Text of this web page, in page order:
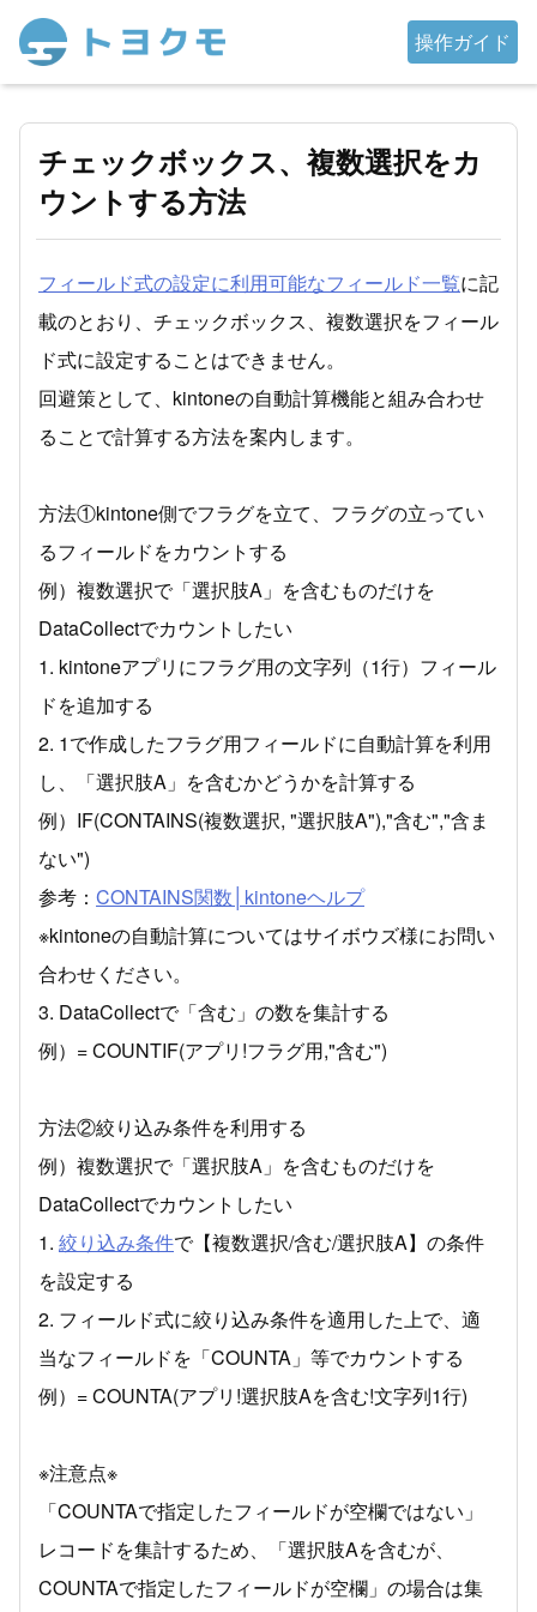
操作ガイド
チェックボックス、複数選択をカ
ウントする方法
フィールド式の設定に利用可能なフィールド一覧に記
載のとおり、チェックボックス、複数選択をフィール
ド式に設定することはできません。
回避策として、kintoneの自動計算機能と組み合わせ
ることで計算する方法を案内します。
方法①kintone側でフラグを立て、フラグの立ってい
るフィールドをカウントする
例）複数選択で「選択肢A」を含むものだけを
DataCollectでカウントしたい
1. kintoneアプリにフラグ用の文字列（1行）フィール
ドを追加する
2. 1で作成したフラグ用フィールドに自動計算を利用
し、「選択肢A」を含むかどうかを計算する
例）IF(CONTAINS(複数選択, "選択肢A"),"含む","含ま
ない")
参考： CONTAINS関数│kintoneヘルプ
※kintoneの自動計算についてはサイボウズ様にお問い
合わせください。
3. DataCollectで「含む」の数を集計する
例）= COUNTIF(アプリ!フラグ用,"含む")
方法②絞り込み条件を利用する
例）複数選択で「選択肢A」を含むものだけを
DataCollectでカウントしたい
1. 絞り込み条件で【複数選択/含む/選択肢A】の条件
を設定する
2. フィールド式に絞り込み条件を適用した上で、適
当なフィールドを「COUNTA」等でカウントする
例）= COUNTA(アプリ!選択肢Aを含む!文字列1行)
※注意点※
「COUNTAで指定したフィールドが空欄ではない」
レコードを集計するため、「選択肢Aを含むが、
COUNTAで指定したフィールドが空欄」の場合は集